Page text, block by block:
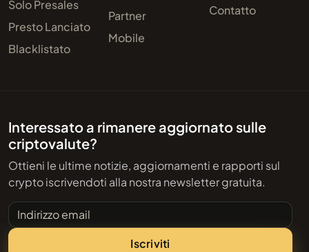
Solo Presales
Presto Lanciato
Blacklistato
Partner
Mobile
Contatto
Interessato a rimanere aggiornato sulle
criptovalute?
Ottieni le ultime notizie, aggiornamenti e rapporti sul
crypto iscrivendoti alla nostra newsletter gratuita.
Indirizzo email
Iscriviti